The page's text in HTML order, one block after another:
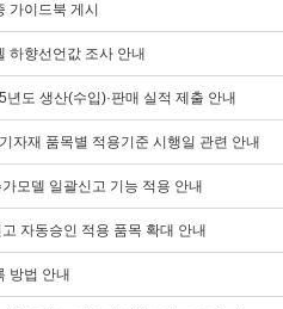
가이드북 게시
하향선언값 조사 안내
도 생산(수입)·판매 실적 제출 안내
자재 품목별 적용기준 시행일 관련 안내
모델 일괄신고 기능 적용 안내
자동승인 적용 품목 확대 안내
방법 안내